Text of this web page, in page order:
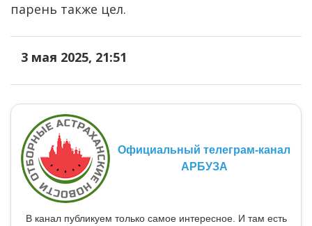
парень также цел.
3 мая 2025, 21:51
Официальный телеграм-канал
АРБУЗА
В канал публикуем только самое интересное. И там есть